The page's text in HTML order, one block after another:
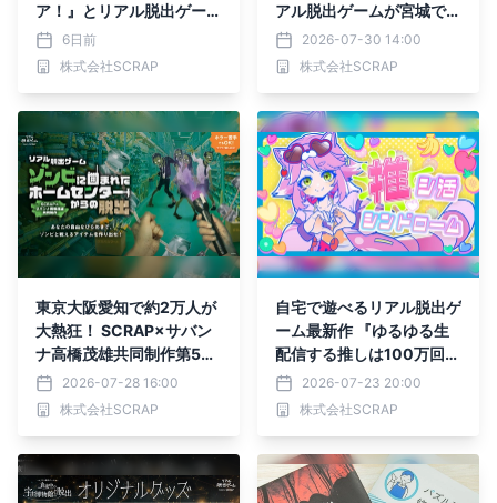
ア！』とリアル脱出ゲーム
のSCRAPが初コラボ！ オ
リジナルストーリーと謎解
きを楽しめる「謎付きクリ
月5日(水)より販売！ アニ
メで声優を務めた高橋李依
さん、堀江由衣さん、早見
沙織さん、齋藤彩夏さんの
体験コメントも到着!!
6日前
株式会社SCRAP
アル脱出ゲームが宮城で初
開催！ 時空を超えて4人の
少女の運命を変えるリアル
脱出ゲーム『時が交差する
年9月4日(金)よりリアル
脱出ゲーム仙台店で開催決
定！
2026-07-30 14:00
株式会社SCRAP
東京大阪愛知で約2万人が
大熱狂！ SCRAP×サバン
ナ高橋茂雄共同制作第5弾
リアル脱出ゲーム『ゾンビ
に囲まれたホームセンター
からの脱出』 福岡および
定！
2026-07-28 16:00
株式会社SCRAP
自宅で遊べるリアル脱出ゲ
ーム最新作 『ゆるゆる生
配信する推しは100万回死
ぬ』テーマソング 「推シ
活・シンドローム」が本日
配信開始＆MV同時公開！
2026-07-23 20:00
株式会社SCRAP